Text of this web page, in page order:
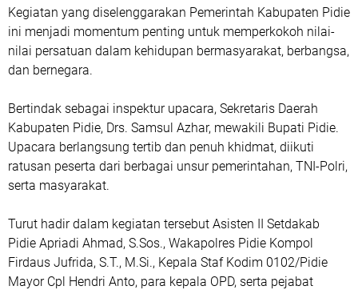
Kegiatan yang diselenggarakan Pemerintah Kabupaten Pidie
ini menjadi momentum penting untuk memperkokoh nilai-
nilai persatuan dalam kehidupan bermasyarakat, berbangsa,
dan bernegara.
Bertindak sebagai inspektur upacara, Sekretaris Daerah
Kabupaten Pidie, Drs. Samsul Azhar, mewakili Bupati Pidie.
Upacara berlangsung tertib dan penuh khidmat, diikuti
ratusan peserta dari berbagai unsur pemerintahan, TNI-Polri,
serta masyarakat.
Turut hadir dalam kegiatan tersebut Asisten II Setdakab
Pidie Apriadi Ahmad, S.Sos., Wakapolres Pidie Kompol
Firdaus Jufrida, S.T., M.Si., Kepala Staf Kodim 0102/Pidie
Mayor Cpl Hendri Anto, para kepala OPD, serta pejabat